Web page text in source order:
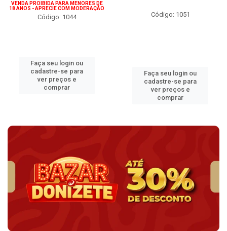
VENDA PROIBIDA PARA MENORES DE
18 ANOS - APRECIE COM MODERAÇÃO
Código: 1044
Faça seu login ou
cadastre-se para
ver preços e
comprar
Código: 1051
Faça seu login ou
cadastre-se para
ver preços e
comprar